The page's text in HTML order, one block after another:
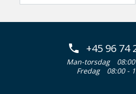
+45 96 74
Man-torsdag
Fredag
08:00 -